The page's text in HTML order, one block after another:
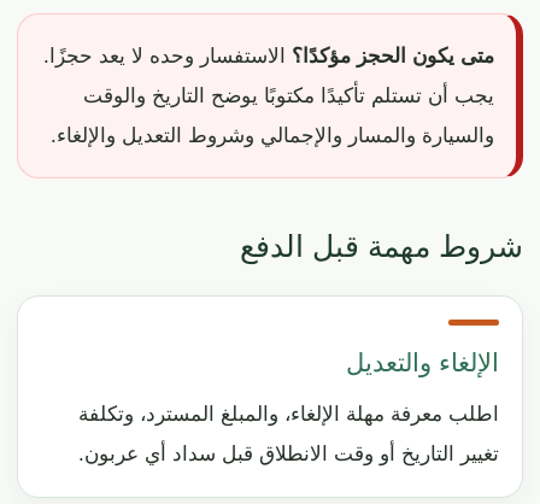
متى يكون الحجز مؤكدًا؟ الاستفسار وحده لا يعد حجزًا.
يجب أن تستلم تأكيدًا مكتوبًا يوضح التاريخ والوقت
والسيارة والمسار والإجمالي وشروط التعديل والإلغاء.
شروط مهمة قبل الدفع
الإلغاء والتعديل
اطلب معرفة مهلة الإلغاء، والمبلغ المسترد، وتكلفة
تغيير التاريخ أو وقت الانطلاق قبل سداد أي عربون.